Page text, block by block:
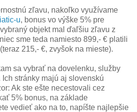
zľavu, nakoľko využívame
u, bonus vo výške 5% pre
objekt mal ďaľšiu zľavu z
sme teda namiesto 899,- € platili
215,- €, zvyšok na mieste).
sa vybrať na dovelenku, služby
stránky majú aj slovenskú
Ak ste ešte necestovali cez
5% bonus, na základe
vedieť ako na to, napíšte najlepšie